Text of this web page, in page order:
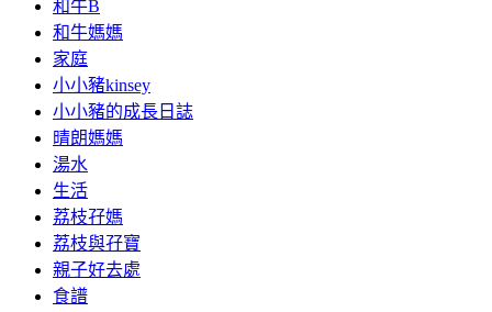
和牛B
和牛媽媽
家庭
小小豬kinsey
小小豬的成長日誌
晴朗媽媽
湯水
生活
荔枝孖媽
荔枝與孖寶
親子好去處
食譜